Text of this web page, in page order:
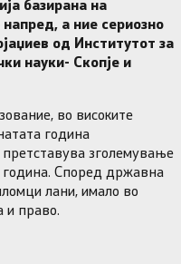
базирана на
а ние сериозно
од Институтот за
науки- Скопје и
во високите
година
зголемување
Според државна
лани, имало во
и право.